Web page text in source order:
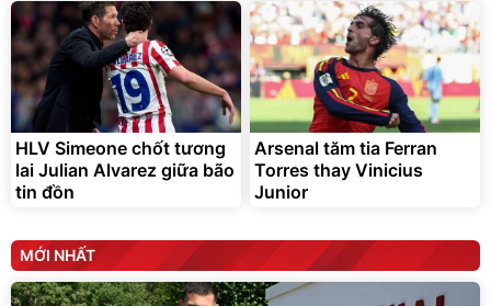
HLV Simeone chốt tương
lai Julian Alvarez giữa bão
tin đồn
Arsenal tăm tia Ferran
Torres thay Vinicius
Junior
MỚI NHẤT